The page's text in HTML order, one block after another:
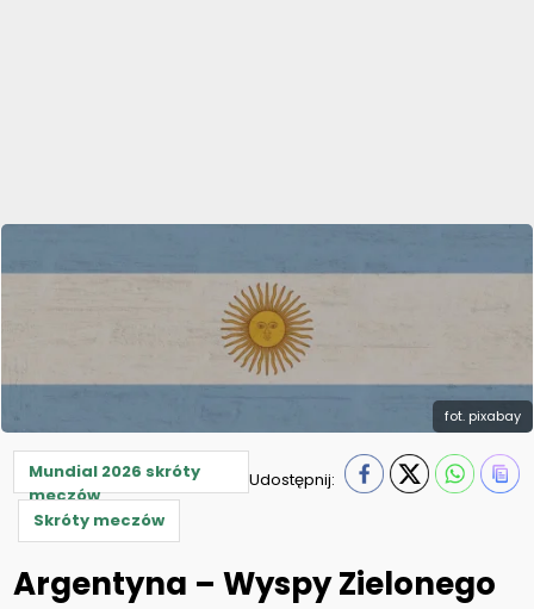
fot. pixabay
Mundial 2026 skróty
meczów
Skróty meczów
Udostępnij:
Argentyna – Wyspy Zielonego